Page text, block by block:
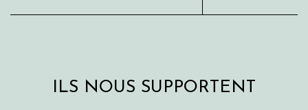
ILS NOUS SUPPORTENT